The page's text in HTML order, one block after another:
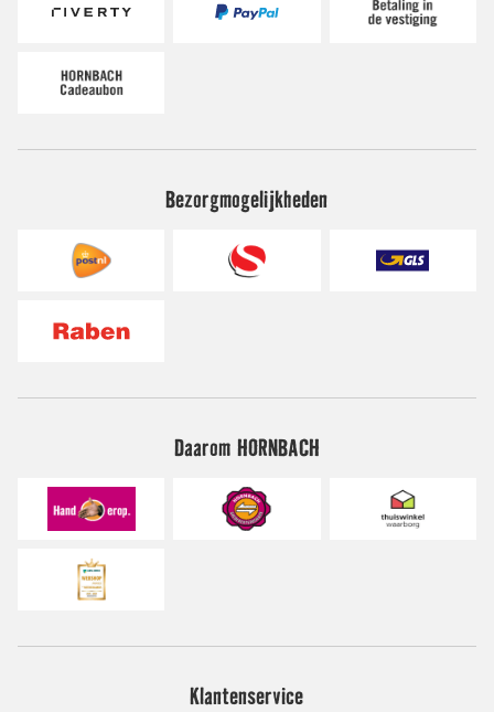
Bezorgmogelijkheden
Daarom HORNBACH
Klantenservice